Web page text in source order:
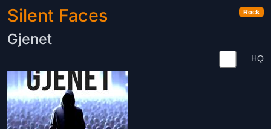
Rock
Silent Faces
Gjenet
HQ